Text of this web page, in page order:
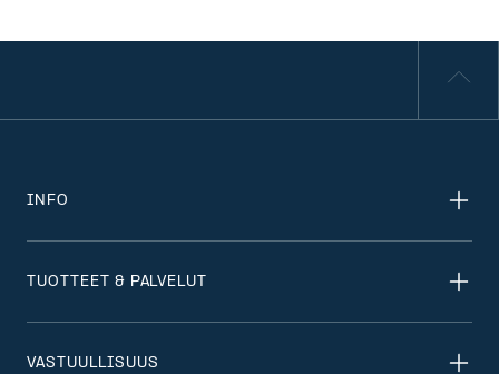
INFO
TUOTTEET & PALVELUT
VASTUULLISUUS